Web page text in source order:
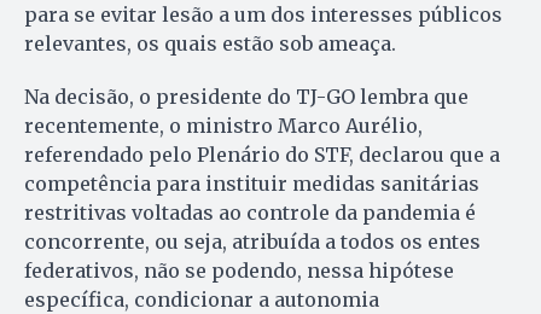
para se evitar lesão a um dos interesses públicos
relevantes, os quais estão sob ameaça.
Na decisão, o presidente do TJ-GO lembra que
recentemente, o ministro Marco Aurélio,
referendado pelo Plenário do STF, declarou que a
competência para instituir medidas sanitárias
restritivas voltadas ao controle da pandemia é
concorrente, ou seja, atribuída a todos os entes
federativos, não se podendo, nessa hipótese
específica, condicionar a autonomia